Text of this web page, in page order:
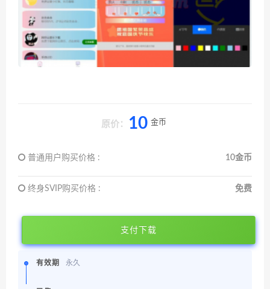
原价： 10 金币
普通用户购买价格 : 10金币
终身SVIP购买价格 : 免费
支付下载
有效期 永久